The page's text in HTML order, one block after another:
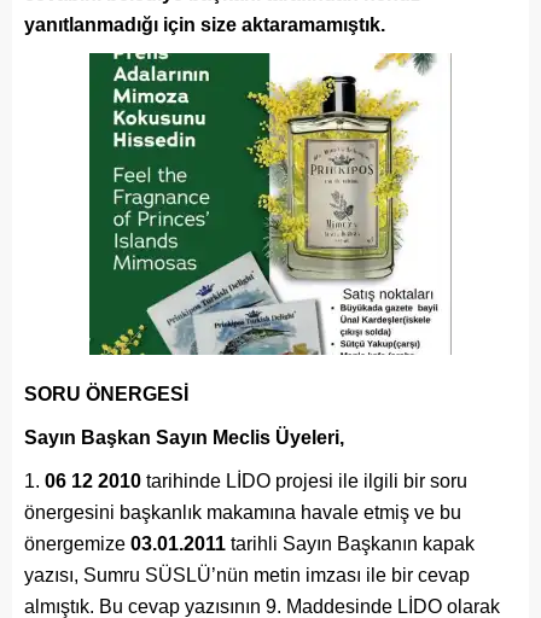
yanıtlanmadığı için size aktaramamıştık.
SORU ÖNERGESİ
Sayın Başkan Sayın Meclis Üyeleri,
06 12 2010 tarihinde LİDO projesi ile ilgili bir soru
önergesini başkanlık makamına havale etmiş ve bu
önergemize 03.01.2011 tarihli Sayın Başkanın kapak
yazısı, Sumru SÜSLÜ’nün metin imzası ile bir cevap
almıştık. Bu cevap yazısının 9. Maddesinde LİDO olarak